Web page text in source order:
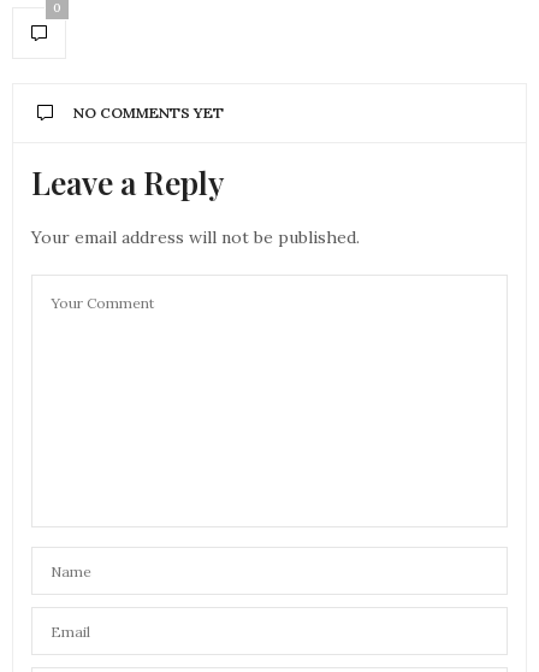
0
NO COMMENTS YET
Leave a Reply
Your email address will not be published.